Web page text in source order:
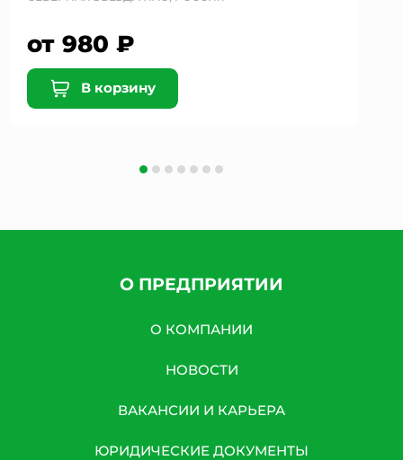
от 980 ₽
В корзину
О ПРЕДПРИЯТИИ
О КОМПАНИИ
НОВОСТИ
ВАКАНСИИ И КАРЬЕРА
ЮРИДИЧЕСКИЕ ДОКУМЕНТЫ